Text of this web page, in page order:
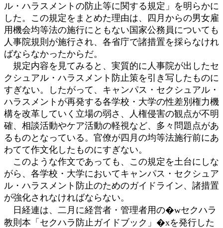
ル・ハラスメントの防止等に関する規定」を明らかに
した。この規定をまとめた理由は、四月からの男女雇
用機会均等法の施行にともない国家公務員についても
人事院規則が施行され、各省庁で諸措置を採らなけれ
ばならなかったからだ。
規定内容を見てみると、実質的に人事院が出したセ
クシュアル・ハラスメント防止策を引き写したものに
すぎない。したがって、キャンパス・セクシュアル・
ハラスメントが再発する各学校・大学の性差別権力機
構を改革していく立場の弱さ、人権侵害の観点が不明
確、相談活動やケア活動の軽視など、多々問題点があ
るものとなっている。官僚が四月の均等法施行前にあ
わてて作文化したものにすぎない。
このような作文であっても、この規定を土台にしな
がら、各学校・大学においてキャンパス・セクシュア
ル・ハラスメント防止のためのガイドライン、諸措置
が強化されなければならない。
日経連は、二月に経営者・管理者用の�wセクハラ
教則本「セクハラ防止ガイドブック」�xを発行した